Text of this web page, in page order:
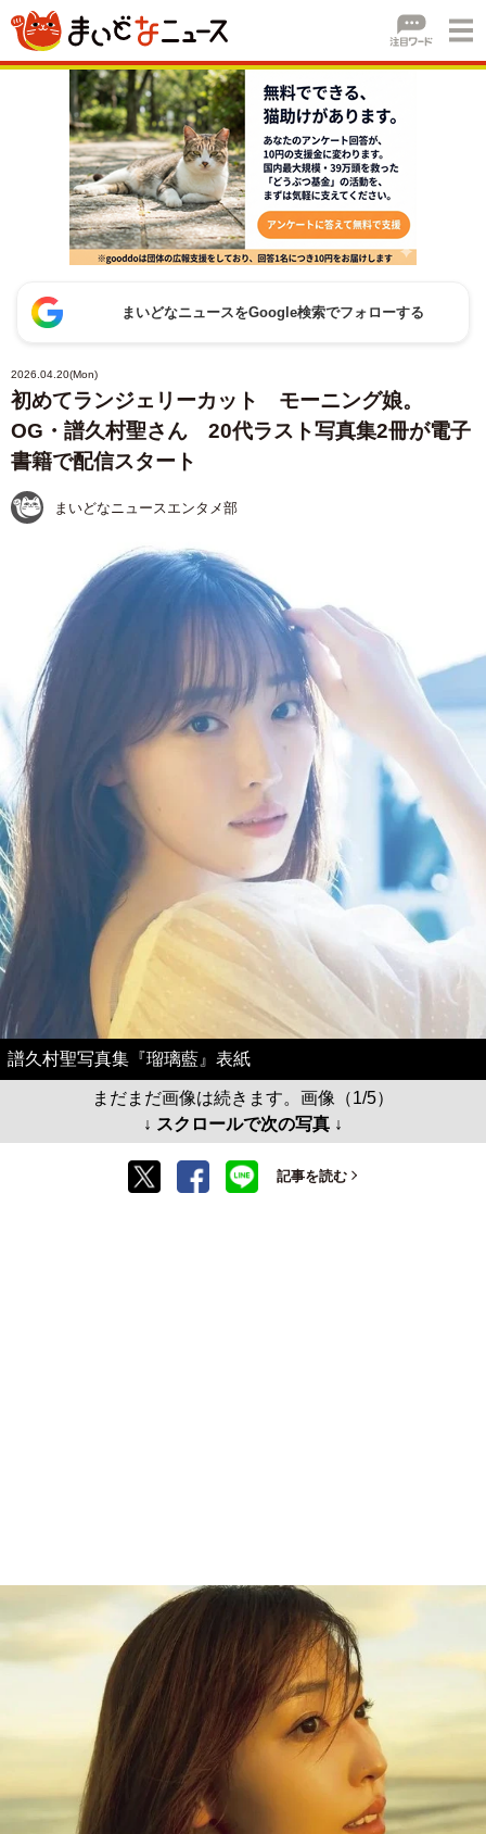
まいどなニュースをGoogle検索でフォローする
2026.04.20(Mon)
初めてランジェリーカット モーニング娘。
OG・譜久村聖さん 20代ラスト写真集2冊が電子
書籍で配信スタート
まいどなニュースエンタメ部
譜久村聖写真集『瑠璃藍』表紙
まだまだ画像は続きます。画像（1/5）
↓ スクロールで次の写真 ↓
記事を読む